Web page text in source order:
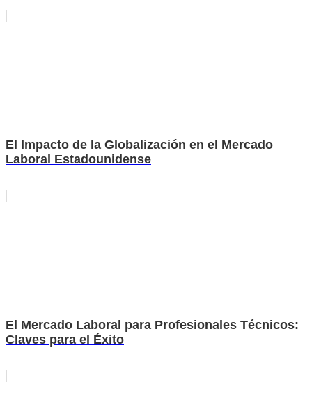
El Impacto de la Globalización en el Mercado
Laboral Estadounidense
El Mercado Laboral para Profesionales Técnicos:
Claves para el Éxito